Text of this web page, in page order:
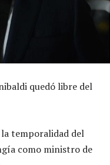
quedó libre del
temporalidad del
como ministro de